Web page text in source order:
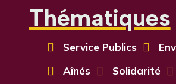
Thématiques
 Service Publics 
 Aînés  Solidarité 